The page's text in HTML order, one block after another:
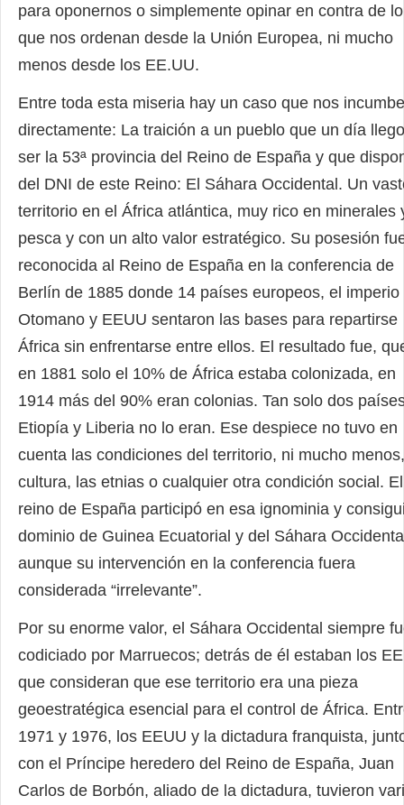
para oponernos o simplemente opinar en contra de lo
que nos ordenan desde la Unión Europea, ni mucho
menos desde los EE.UU.
Entre toda esta miseria hay un caso que nos incumbe
directamente: La traición a un pueblo que un día
ser la 53ª provincia del Reino de España y que
del DNI de este Reino: El Sáhara Occidental. Un
territorio en el África atlántica, muy rico en minerales
pesca y con un alto valor estratégico. Su posesión
reconocida al Reino de España en la conferencia de
Berlín de 1885 donde 14 países europeos, el imperio
Otomano y EEUU sentaron las bases para repartirse
África sin enfrentarse entre ellos. El resultado fue,
en 1881 solo el 10% de África estaba colonizada, en
1914 más del 90% eran colonias. Tan solo dos
Etiopía y Liberia no lo eran. Ese despiece no tuvo en
cuenta las condiciones del territorio, ni mucho
cultura, las etnias o cualquier otra condición social. El
reino de España participó en esa ignominia y
dominio de Guinea Ecuatorial y del Sáhara
aunque su intervención en la conferencia fuera
considerada “irrelevante”.
Por su enorme valor, el Sáhara Occidental siempre
codiciado por Marruecos; detrás de él estaban los
que consideran que ese territorio era una pieza
geoestratégica esencial para el control de África.
1971 y 1976, los EEUU y la dictadura franquista,
con el Príncipe heredero del Reino de España, Juan
Carlos de Borbón, aliado de la dictadura, tuvieron